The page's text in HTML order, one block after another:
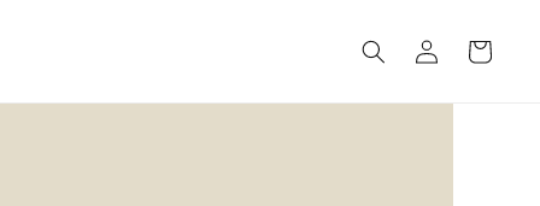
グ
イ
ー